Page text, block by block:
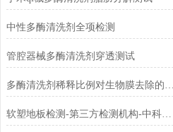
中性多酶清洗剂全项检测
管腔器械多酶清洗剂穿透测试
多酶清洗剂稀释比例对生物膜去除的影响
软塑地板检测-第三方检测机构-中科检测